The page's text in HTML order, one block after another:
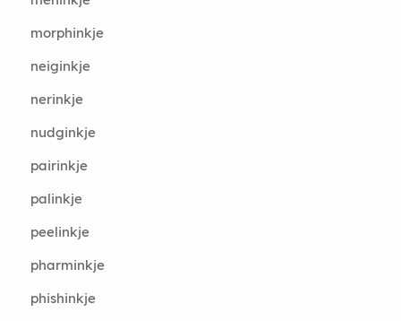
morphinkje
neiginkje
nerinkje
nudginkje
pairinkje
palinkje
peelinkje
pharminkje
phishinkje